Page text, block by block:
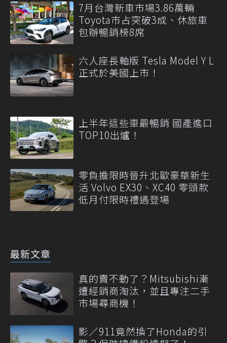
7月台灣新車市場3.86萬輛
Toyota市占突破3成、休旅車
包辦暢銷榜8席
六人座長軸版 Tesla Model Y L
正式於美國上市！
上半年這些車最暢銷 國產進口
TOP10出爐！
零負擔限時晉升北歐豪華新生
活 Volvo EX30、XC40 零頭款
低月付限時禮遇登場
最新文章
真的賣不動了？Mitsubishi漸
遭經銷商淘汰，並且專注二手
市場尋商機！
影／911竟然換了Honda的引